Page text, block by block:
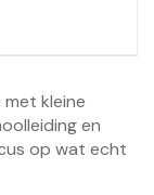
kleine
en
op wat echt